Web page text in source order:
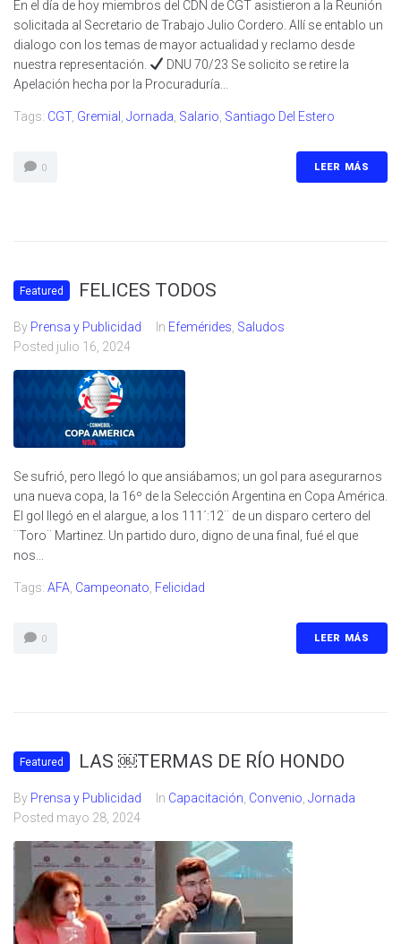
En el día de hoy miembros del CDN de CGT asistieron a la Reunión
solicitada al Secretario de Trabajo Julio Cordero. Allí se entablo un
dialogo con los temas de mayor actualidad y reclamo desde
nuestra representación.
DNU 70/23 Se solicito se retire la
Apelación hecha por la Procuraduría...
Tags: CGT, Gremial Jornada Salario Santiago Del Estero
0 LEER MÁS
Featured FELICES TODOS
By Prensa y Publicidad In Efemérides Saludos
Posted julio 16, 2024
Se sufrió, pero llegó lo que ansiábamos; un gol para asegurarnos
una nueva copa, la 16º de la Selección Argentina en Copa América.
El gol llegó en el alargue, a los 111´:12¨ de un disparo certero del
¨Toro¨ Martinez. Un partido duro, digno de una final, fué el que
nos...
Tags: AFA Campeonato Felicidad
0 LEER MÁS
Featured LAS ￼TERMAS DE RÍO HONDO
By Prensa y Publicidad In Capacitación Convenio Jornada
Posted mayo 28, 2024